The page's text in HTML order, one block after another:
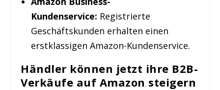
Kundenservice: Registrierte
Geschäftskunden erhalten einen
erstklassigen Amazon-Kundenservice.
Händler können jetzt ihre B2B-
Verkäufe auf Amazon steigern